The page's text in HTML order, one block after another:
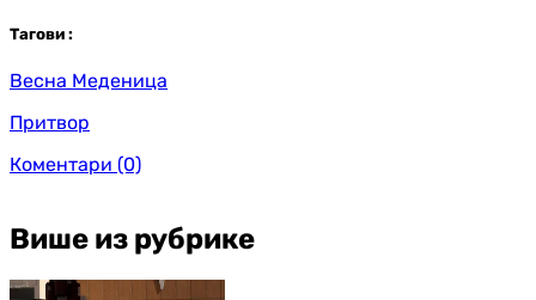
Тагови :
Весна Меденица
Притвор
Коментари (0)
Више из рубрике